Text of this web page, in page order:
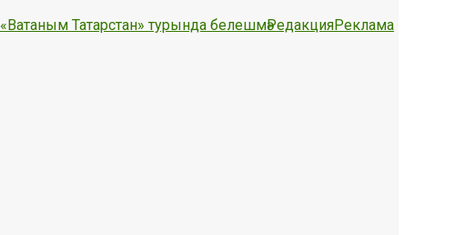
«Ватаным Татарстан» турында белешмәРедакцияРеклама